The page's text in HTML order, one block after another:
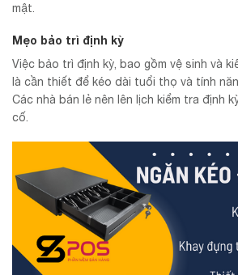
mật.
Mẹo bảo trì định kỳ
Việc bảo trì định kỳ, bao gồm vệ sinh và
là cần thiết để kéo dài tuổi thọ và tính
Các nhà bán lẻ nên lên lịch kiểm tra định
cố.